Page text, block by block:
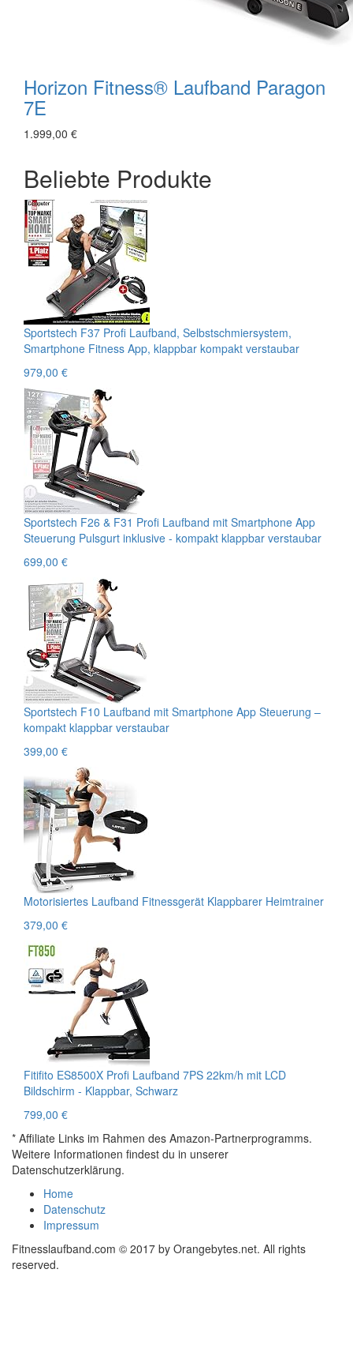
Horizon Fitness® Laufband Paragon
7E
1.999,00 €
Beliebte Produkte
Sportstech F37 Profi Laufband, Selbstschmiersystem,
Smartphone Fitness App, klappbar kompakt verstaubar
979,00 €
Sportstech F26 & F31 Profi Laufband mit Smartphone App
Steuerung Pulsgurt inklusive - kompakt klappbar verstaubar
699,00 €
Sportstech F10 Laufband mit Smartphone App Steuerung –
kompakt klappbar verstaubar
399,00 €
Motorisiertes Laufband Fitnessgerät Klappbarer Heimtrainer
379,00 €
Fitifito ES8500X Profi Laufband 7PS 22km/h mit LCD
Bildschirm - Klappbar, Schwarz
799,00 €
* Affiliate Links im Rahmen des Amazon-Partnerprogramms.
Weitere Informationen findest du in unserer
Datenschutzerklärung.
Home
Datenschutz
Impressum
Fitnesslaufband.com © 2017 by Orangebytes.net. All rights
reserved.